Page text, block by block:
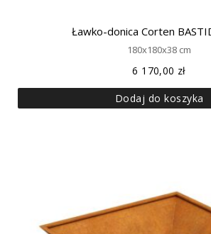
Ławko-donica Corten
180x180x38 cm
6 170,00 zł
Dodaj do koszyka